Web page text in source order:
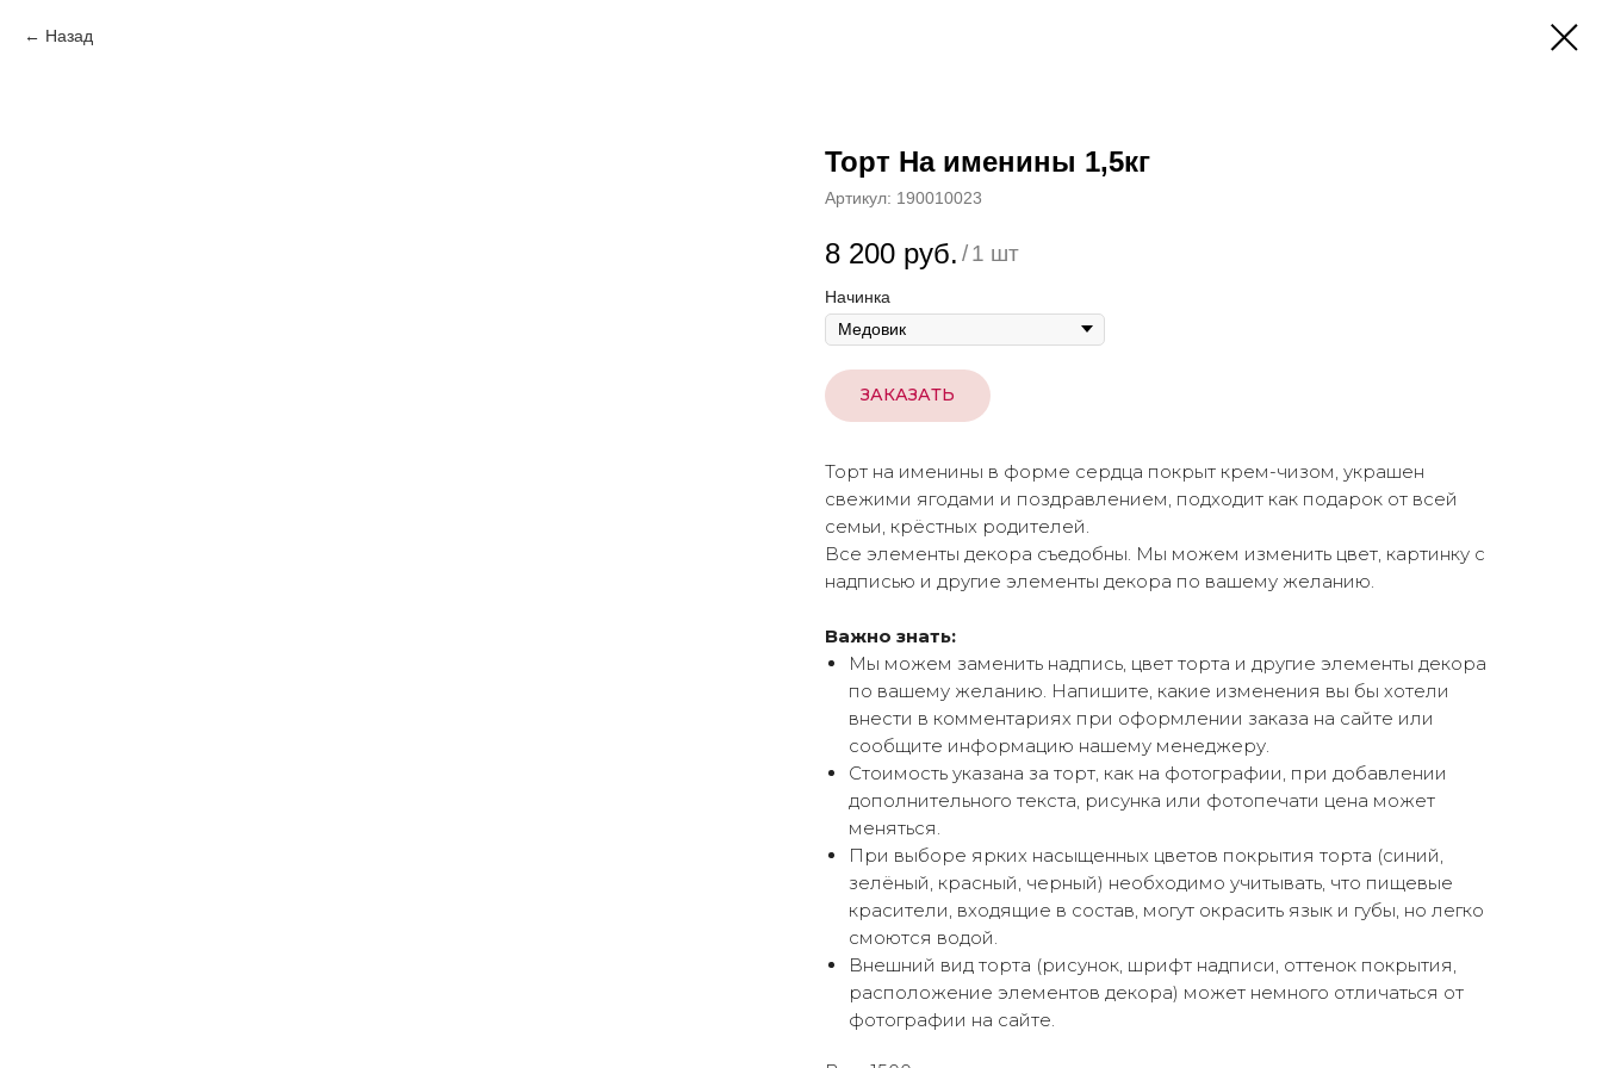
Назад
Торт На именины 1,5кг
Артикул: 190010023
8 200 руб. /1 шт
Начинка
ЗАКАЗАТЬ
Торт на именины в форме сердца покрыт крем-чизом, украшен
свежими ягодами и поздравлением, подходит как подарок от всей
семьи, крёстных родителей.
Все элементы декора съедобны. Мы можем изменить цвет, картинку с
надписью и другие элементы декора по вашему желанию.
Важно знать:
Мы можем заменить надпись, цвет торта и другие элементы декора
по вашему желанию. Напишите, какие изменения вы бы хотели
внести в комментариях при оформлении заказа на сайте или
сообщите информацию нашему менеджеру.
Стоимость указана за торт, как на фотографии, при добавлении
дополнительного текста, рисунка или фотопечати цена может
меняться.
При выборе ярких насыщенных цветов покрытия торта (синий,
зелёный, красный, черный) необходимо учитывать, что пищевые
красители, входящие в состав, могут окрасить язык и губы, но легко
смоются водой.
Внешний вид торта (рисунок, шрифт надписи, оттенок покрытия,
расположение элементов декора) может немного отличаться от
фотографии на сайте.